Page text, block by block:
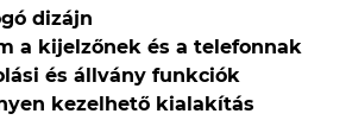
dizájn
a kijelzőnek és a telefonnak
és állvány funkciók
kezelhető kialakítás